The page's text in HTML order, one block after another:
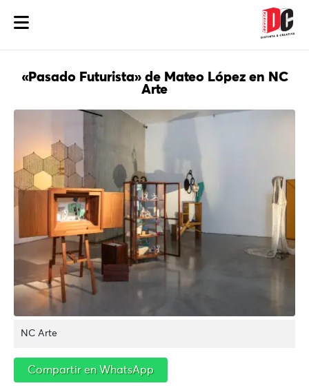
«Pasado Futurista» de Mateo López en NC
Arte
NC Arte
Compartir en WhatsApp